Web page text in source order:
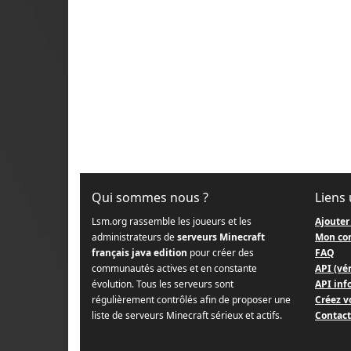
Qui sommes nous ?
Lsm.org rassemble les joueurs et les
administrateurs deserveurs Minecraft
français java edition pour créer des
communautés actives et en constante
évolution. Tous les serveurs sont
régulièrement contrôlés afin de proposer une
liste de serveurs Minecraft sérieux et actifs.
Liens
Mon
FAQ
API
API
Créez
Contact